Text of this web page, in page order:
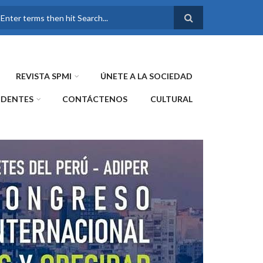
FORMULARIO DE
REVISTA SPMI ÚNETE A LA SOCIEDAD
CONTÁCTENOS CULTURAL